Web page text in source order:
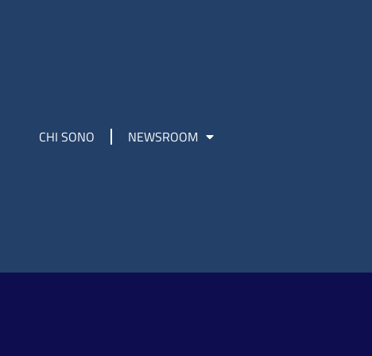
CHI SONO NEWSROOM